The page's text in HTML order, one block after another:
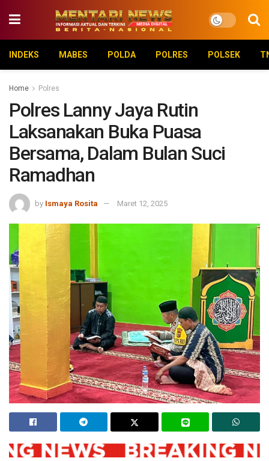
INDEKS MABES POLDA POLRES POLSEK
Home Polres
Polres Lanny Jaya Rutin
Laksanakan Buka Puasa
Bersama, Dalam Bulan Suci
Ramadhan
by Ismaya Rosita Maret 12, 2025